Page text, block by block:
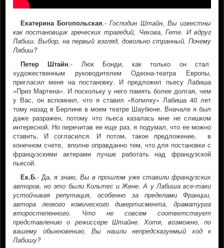
Екатерина Богопольская.-Господин Штайн, Вы известны
как постановщик греческих трагедий, Чехова, Гете. И вдруг
Лабиш. Выбор, на первый взгляд, довольно странный. Почему
Лабиш?
Петер Штайн.- Люк Бонди, как только он стал
художественным руководителем Одеона-театра Европы,
пригласил меня на постановку. И предложил пьесу Лабиша
«Приз Мартена». И поскольку у него память более долгая, чем
у Вас, он вспомнил, что я ставил «Копилку» Лабиша 40 лет
тому назад в Берлине в моем театре Шаубюне. Вначале я был
даже разражен, потому что пьеса казалась мне не слишком
интересной. Но перечитав ее еще раз, я подумал, что ее можно
ставить. И согласился. И потом, такое предложение, в
конечном счете, вполне оправданно тем, что для постановки с
французскими актерами лучше работать над французской
пьесой.
Ек.Б.- Да, я знаю, Вы в прошлом уже ставили французских
авторов, но это были Кольтес и Жене. А у Лабиша все-таки
устойчивая репутация, особенно за пределами Франции,
автора легкого комического дивертисмента, драматурга
второстепенного. Что не совсем соответствует
представлению о режиссере Штайне. Хотя, возможно, по
вашему обыкновению, Вы нашли непредсказуемый ход к
Лабишу?